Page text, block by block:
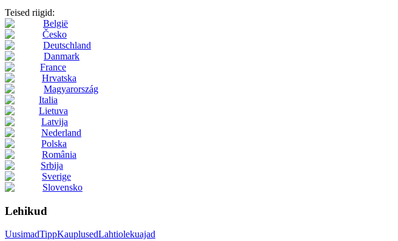
Teised riigid:
België
Česko
Deutschland
Danmark
France
Hrvatska
Magyarország
Italia
Lietuva
Latvija
Nederland
Polska
România
Srbija
Sverige
Slovensko
Lehikud
UusimadTippKauplusedLahtiolekuajad